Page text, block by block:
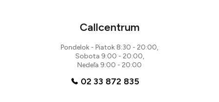
2 recenzieCallcentrum
Pondelok - Piatok 8:30 - 20:00,
Sobota 9:00 - 20:00,
Nedeľa 9:00 - 20:00
02 33 872 835